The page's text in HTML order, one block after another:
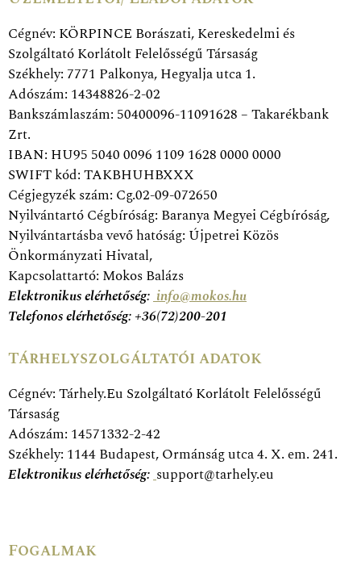
Cégnév: KÖRPINCE Borászati, Kereskedelmi és
Szolgáltató Korlátolt Felelősségű Társaság
Székhely: 7771 Palkonya, Hegyalja utca 1.
Adószám: 14348826-2-02
Bankszámlaszám: 50400096-11091628 – Takarékbank
Zrt.
IBAN: HU95 5040 0096 1109 1628 0000 0000
SWIFT kód: TAKBHUHBXXX
Cégjegyzék szám: Cg.02-09-072650
Nyilvántartó Cégbíróság: Baranya Megyei Cégbíróság,
Nyilvántartásba vevő hatóság: Újpetrei Közös
Önkormányzati Hivatal,
Kapcsolattartó: Mokos Balázs
Elektronikus elérhetőség: info@mokos.hu
Telefonos elérhetőség: +36(72)200-201
Tárhelyszolgáltatói adatok
Cégnév: Tárhely.Eu Szolgáltató Korlátolt Felelősségű
Társaság
Adószám: 14571332-2-42
Székhely: 1144 Budapest, Ormánság utca 4. X. em. 241.
Elektronikus elérhetőség: support@tarhely.eu
Fogalmak